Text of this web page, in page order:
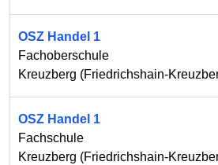
OSZ Handel 1
Fachoberschule
Kreuzberg (Friedrichshain-
OSZ Handel 1
Fachschule
Kreuzberg (Friedrichshain-